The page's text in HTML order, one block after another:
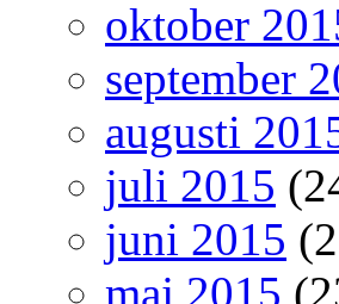
oktober
september
augusti
juli 2015
juni 2015
maj 2015